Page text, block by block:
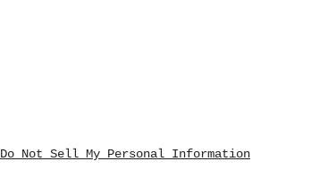
Do Not Sell My Personal Information